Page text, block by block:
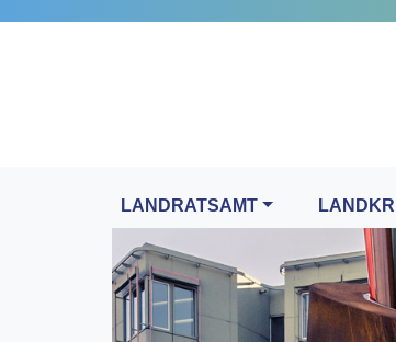
LANDRATSAMT